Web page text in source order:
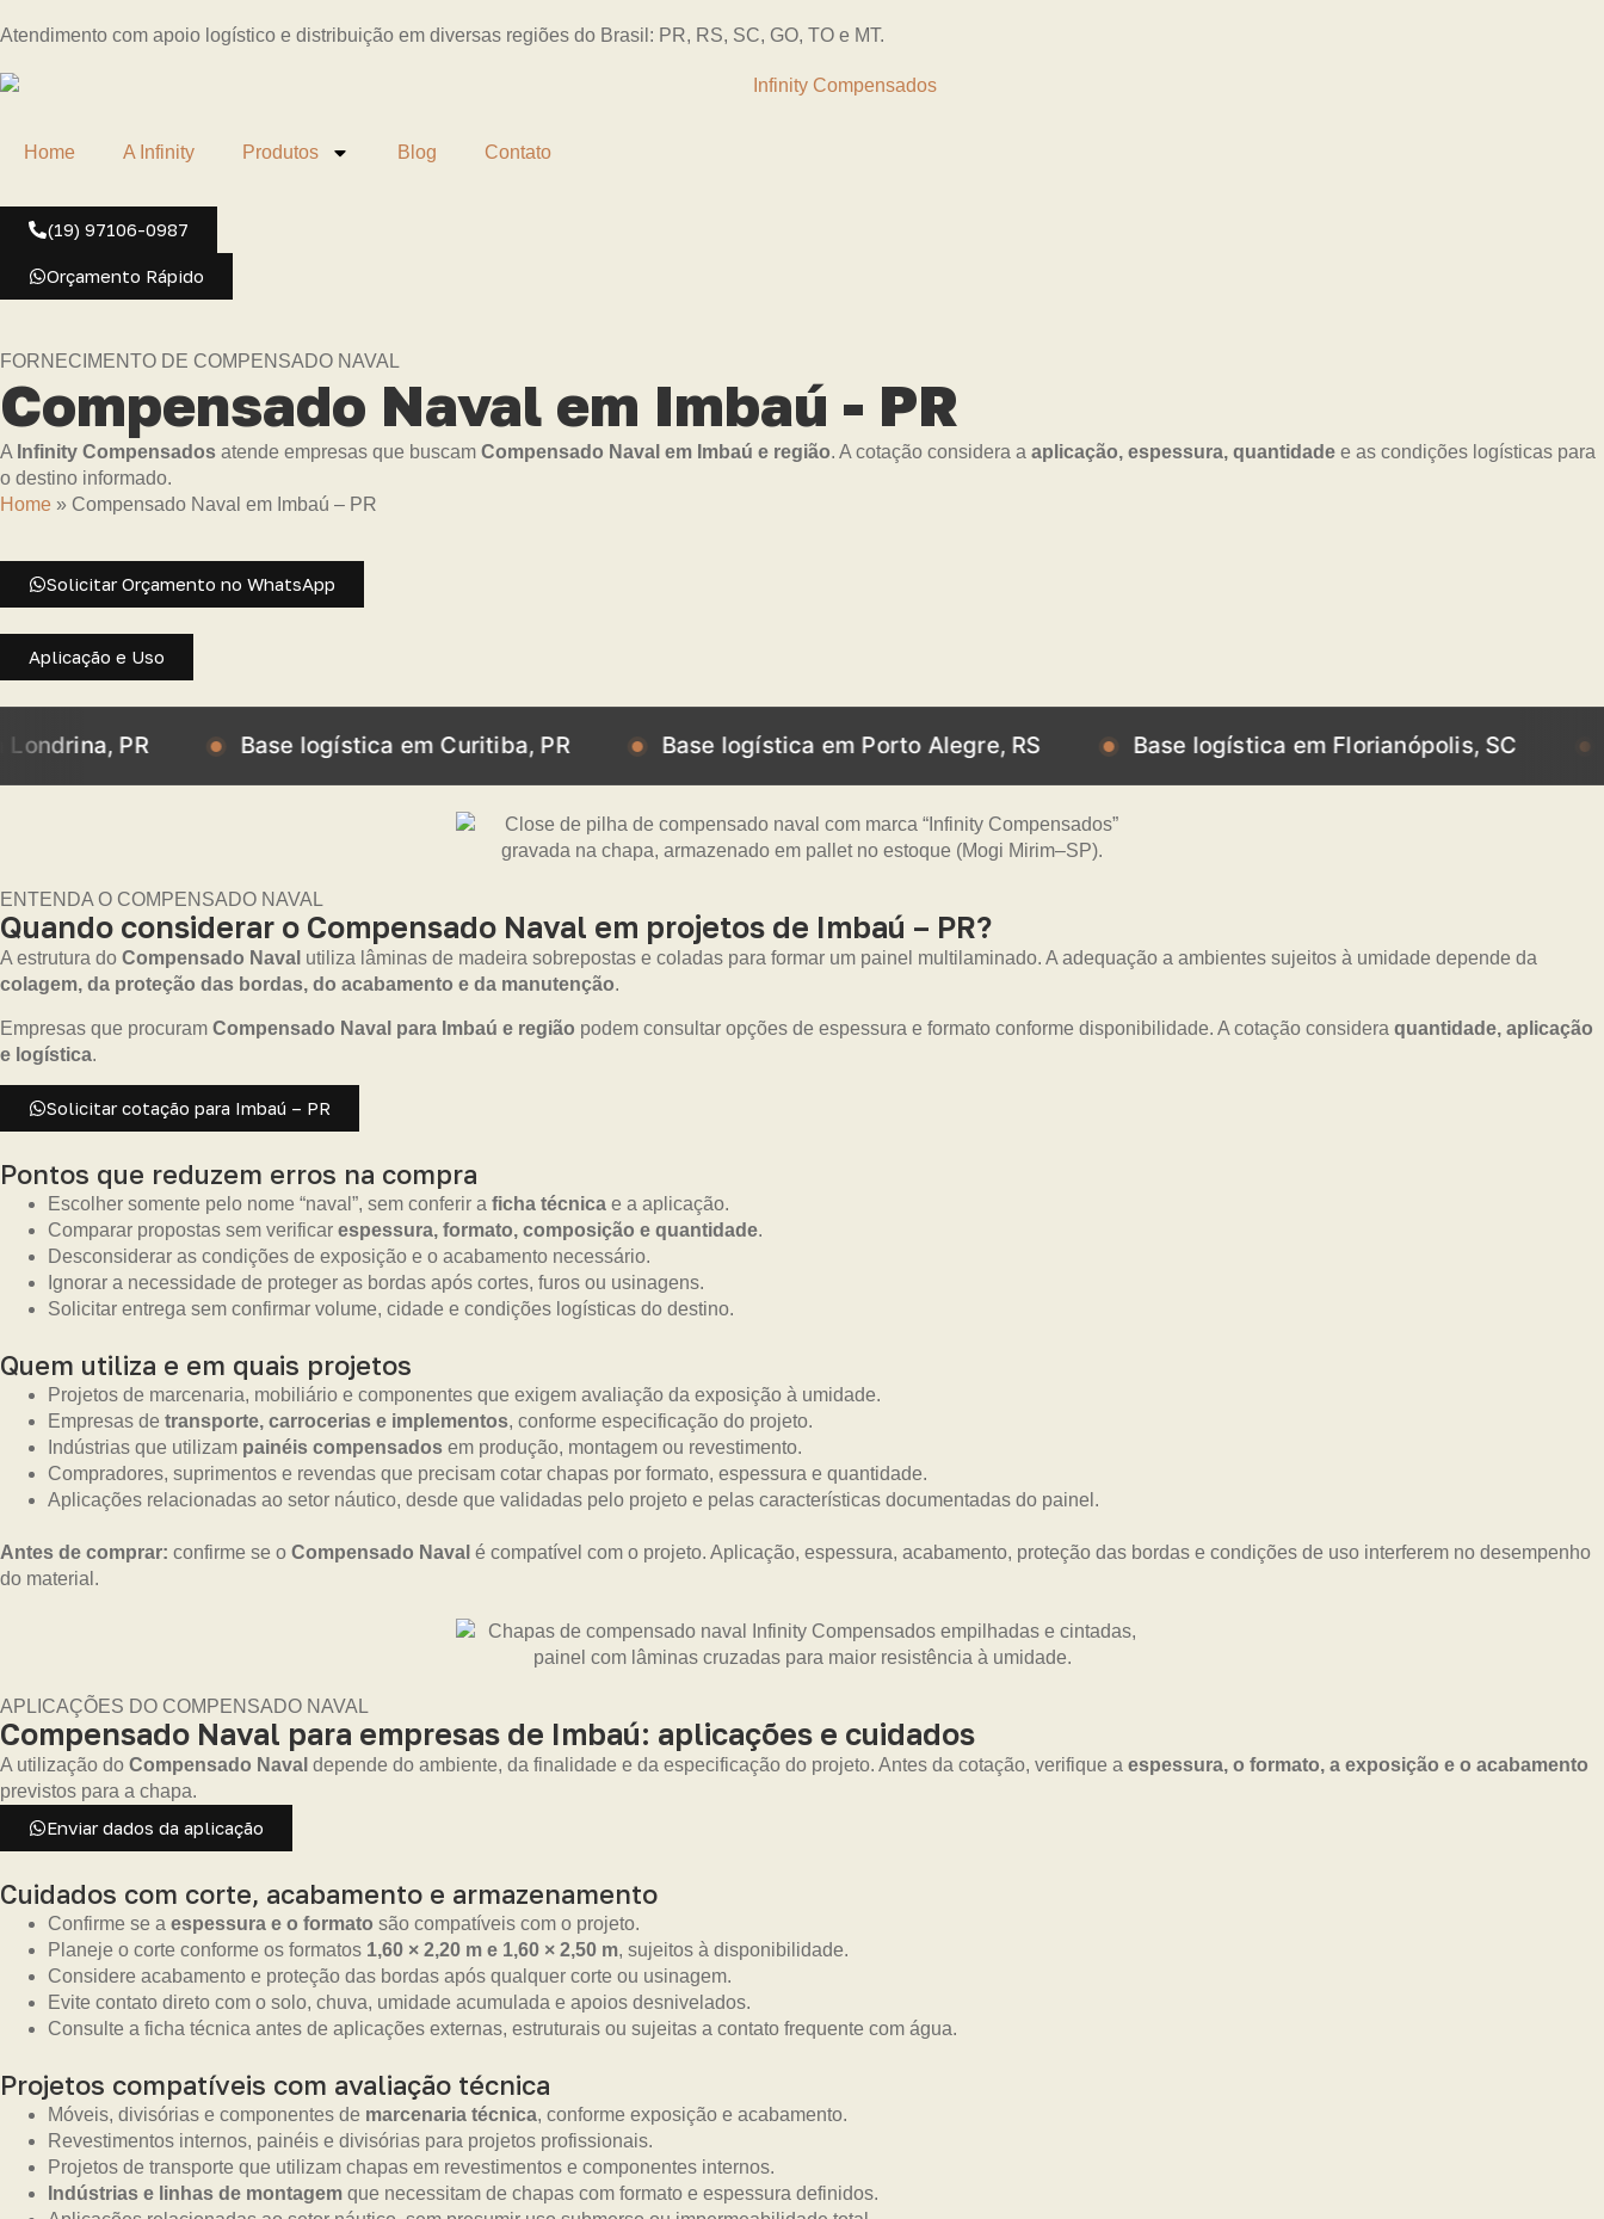
Atendimento com apoio logístico e distribuição em diversas regiões do Brasil: PR, RS, SC, GO, TO e MT.
Home A Infinity Produtos Blog Contato
(19) 97106-0987
Orçamento Rápido
FORNECIMENTO DE COMPENSADO NAVAL
Compensado Naval em Imbaú - PR
A Infinity Compensados atende empresas que buscam Compensado Naval em Imbaú e região. A cotação considera a aplicação, espessura, quantidade e as condições logísticas para
o destino informado.
Home » Compensado Naval em Imbaú – PR
Solicitar Orçamento no WhatsApp
Aplicação e Uso
PR Base logística em Curitiba, PR Base logística em Porto Alegre, RS Base logística em Florianópolis, SC Base
ENTENDA O COMPENSADO NAVAL
Quando considerar o Compensado Naval em projetos de Imbaú – PR?
A estrutura do Compensado Naval utiliza lâminas de madeira sobrepostas e coladas para formar um painel multilaminado. A adequação a ambientes sujeitos à umidade depende da
colagem, da proteção das bordas, do acabamento e da manutenção.
Empresas que procuram Compensado Naval para Imbaú e região podem consultar opções de espessura e formato conforme disponibilidade. A cotação considera quantidade, aplicação
e logística.
Solicitar cotação para Imbaú – PR
Pontos que reduzem erros na compra
Escolher somente pelo nome “naval”, sem conferir a ficha técnica e a aplicação.
Comparar propostas sem verificar espessura, formato, composição e quantidade.
Desconsiderar as condições de exposição e o acabamento necessário.
Ignorar a necessidade de proteger as bordas após cortes, furos ou usinagens.
Solicitar entrega sem confirmar volume, cidade e condições logísticas do destino.
Quem utiliza e em quais projetos
Projetos de marcenaria, mobiliário e componentes que exigem avaliação da exposição à umidade.
Empresas de transporte, carrocerias e implementos, conforme especificação do projeto.
Indústrias que utilizam painéis compensados em produção, montagem ou revestimento.
Compradores, suprimentos e revendas que precisam cotar chapas por formato, espessura e quantidade.
Aplicações relacionadas ao setor náutico, desde que validadas pelo projeto e pelas características documentadas do painel.
Antes de comprar: confirme se o Compensado Naval é compatível com o projeto. Aplicação, espessura, acabamento, proteção das bordas e condições de uso interferem no desempenho
do material.
APLICAÇÕES DO COMPENSADO NAVAL
Compensado Naval para empresas de Imbaú: aplicações e cuidados
A utilização do Compensado Naval depende do ambiente, da finalidade e da especificação do projeto. Antes da cotação, verifique a espessura, o formato, a exposição e o acabamento
previstos para a chapa.
Enviar dados da aplicação
Cuidados com corte, acabamento e armazenamento
Confirme se a espessura e o formato são compatíveis com o projeto.
Planeje o corte conforme os formatos 1,60 × 2,20 m e 1,60 × 2,50 m, sujeitos à disponibilidade.
Considere acabamento e proteção das bordas após qualquer corte ou usinagem.
Evite contato direto com o solo, chuva, umidade acumulada e apoios desnivelados.
Consulte a ficha técnica antes de aplicações externas, estruturais ou sujeitas a contato frequente com água.
Projetos compatíveis com avaliação técnica
Móveis, divisórias e componentes de marcenaria técnica, conforme exposição e acabamento.
Revestimentos internos, painéis e divisórias para projetos profissionais.
Projetos de transporte que utilizam chapas em revestimentos e componentes internos.
Indústrias e linhas de montagem que necessitam de chapas com formato e espessura definidos.